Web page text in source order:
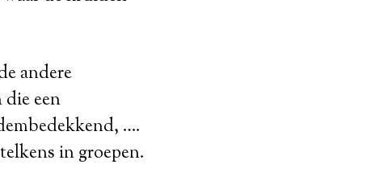
andere
een
….
in groepen.